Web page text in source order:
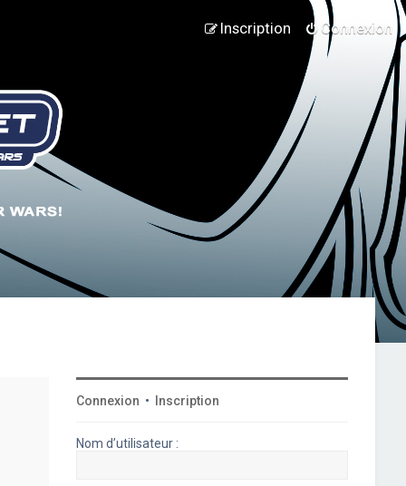
Connexion
Inscription
Connexion • Inscription
Nom d’utilisateur :